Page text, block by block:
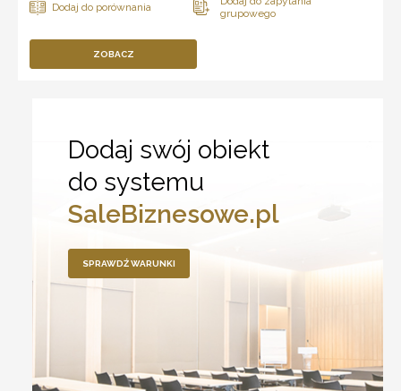
ZOBACZ
Dodaj swój obiekt
do systemu
SaleBiznesowe.pl
SPRAWDŹ WARUNKI